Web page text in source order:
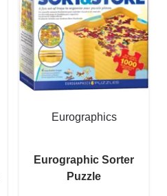
Eurographics
Eurographic Sorter
Puzzle